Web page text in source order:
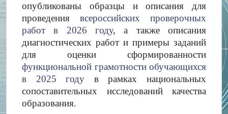
опубликованы образцы и описания для
проведения всероссийских проверочных
работ в 2026 году, а также описания
диагностических работ и примеры заданий
для оценки сформированности
функциональной грамотности обучающихся
в 2025 году в рамках национальных
сопоставительных исследований качества
образования.